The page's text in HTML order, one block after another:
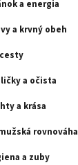
a energia
a krvný obeh
a očista
a krása
rovnováha
a zuby